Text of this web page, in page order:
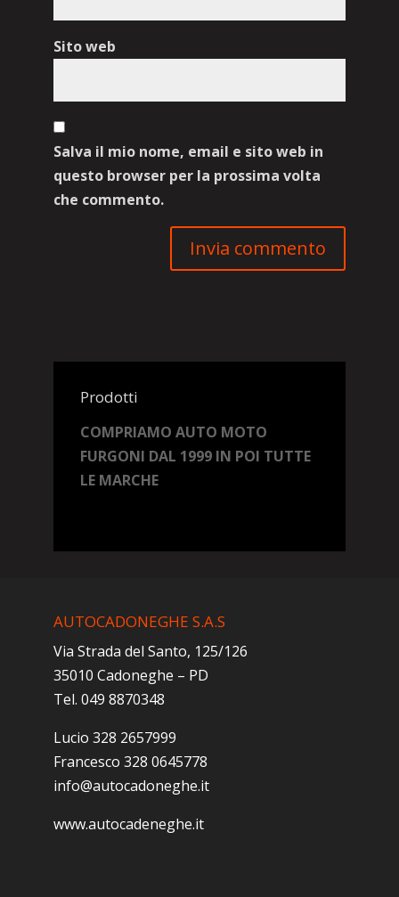
Sito web
Salva il mio nome, email e sito web in
questo browser per la prossima volta
che commento.
Prodotti
COMPRIAMO AUTO MOTO
FURGONI DAL 1999 IN POI TUTTE
LE MARCHE
AUTOCADONEGHE S.A.S
Via Strada del Santo, 125/126
35010 Cadoneghe – PD
Tel. 049 8870348
Lucio 328 2657999
Francesco 328 0645778
info@autocadoneghe.it
www.autocadeneghe.it